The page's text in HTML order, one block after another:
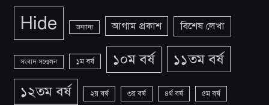
Hide অন্যান্য আগাম প্রকাশ বিশেষ লেখা
সংবাদ সন্মেলন ১ম বর্ষ ১০ম বর্ষ ১১তম বর্ষ
১২তম বর্ষ ২য় বর্ষ ৩য় বর্ষ ৪র্থ বর্ষ ৫ম বর্ষ